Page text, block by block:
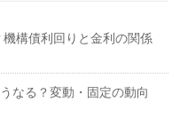
構債利回りと金利の関係
なる？変動・固定の動向